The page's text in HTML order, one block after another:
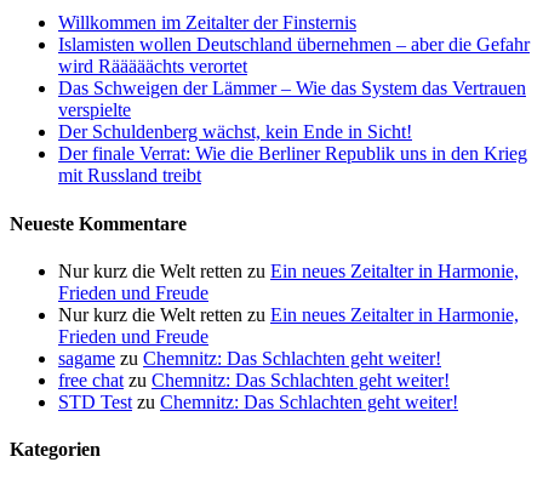
Willkommen im Zeitalter der Finsternis
Islamisten wollen Deutschland übernehmen – aber die Gefahr
wird Rääääächts verortet
Das Schweigen der Lämmer – Wie das System das Vertrauen
verspielte
Der Schuldenberg wächst, kein Ende in Sicht!
Der finale Verrat: Wie die Berliner Republik uns in den Krieg
mit Russland treibt
Neueste Kommentare
Nur kurz die Welt retten zu Ein neues Zeitalter in Harmonie,
Frieden und Freude
Nur kurz die Welt retten zu Ein neues Zeitalter in Harmonie,
Frieden und Freude
sagame zu Chemnitz: Das Schlachten geht weiter!
free chat zu Chemnitz: Das Schlachten geht weiter!
STD Test zu Chemnitz: Das Schlachten geht weiter!
Kategorien